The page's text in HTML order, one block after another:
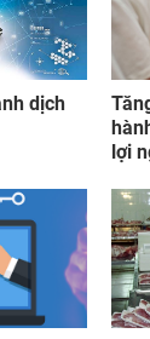
dịch
lợi